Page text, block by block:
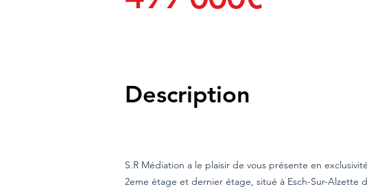
Description
S.R Médiation a le plaisir de vous présente en
2eme étage et dernier étage, situé à Esch-Sur-Alzette